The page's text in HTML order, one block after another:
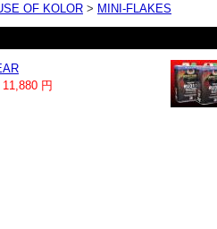
OF KOLOR > MINI-FLAKES
11,880 円